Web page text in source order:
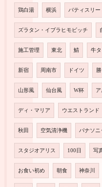
鶏白湯 横浜 パティスリ
ズラタン・イブラヒモビッチ
施工管理 東北 鯖 牛
新宿 周南市 ドイツ
山形風 仙台風 W杯
ディ・マリア ウエストランド
秋田 空気清浄機 パナソニ
スタジオアリス 100日 写
お食い初め 朝食 神奈川